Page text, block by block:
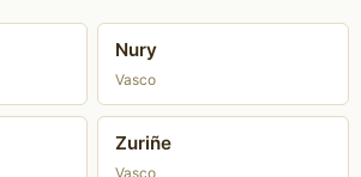
Nury
Vasco
Zuriñe
Vasco